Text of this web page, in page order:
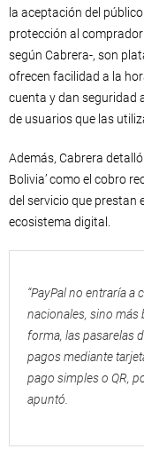
la aceptación del
protección al
según Cabrera-, son
ofrecen facilidad a la
cuenta y dan seguridad
de usuarios que las
Además, Cabrera
Bolivia’ como el cobro
del servicio que prestan
ecosistema digital.
“PayPal no entraría
nacionales, sino más
forma, las pasarelas
pagos mediante
pago simples o QR,
apuntó.